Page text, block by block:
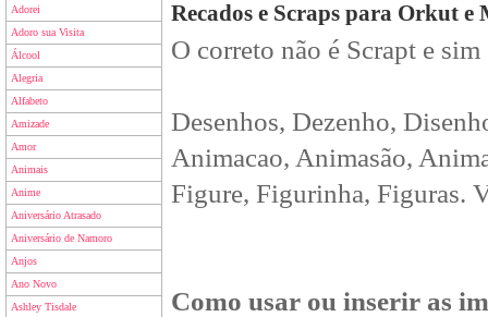
Adorei
Adoro sua Visita
Álcool
Alegria
Alfabeto
Amizade
Amor
Animais
Anime
Aniversário Atrasado
Aniversário de Namoro
Anjos
Ano Novo
Ashley Tisdale
Recados e Scraps para Orkut e
O correto não é Scrapt e
Desenhos, Dezenho,
Animacao, Animasão,
Figure, Figurinha, Figuras.
Como usar ou inserir as